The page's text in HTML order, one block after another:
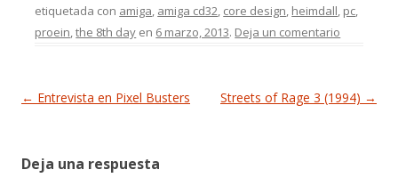
etiquetada con amiga, amiga cd32, core design, heimdall, pc,
proein,the 8th day en 6 marzo, 2013. Deja un comentario
Navegación de entradas
← Entrevista en Pixel Busters Streets of Rage 3 (1994) →
Deja una respuesta